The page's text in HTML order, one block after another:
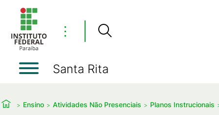
⋮
Santa Rita
Ensino Atividades Não Presenciais Planos Instrucionais